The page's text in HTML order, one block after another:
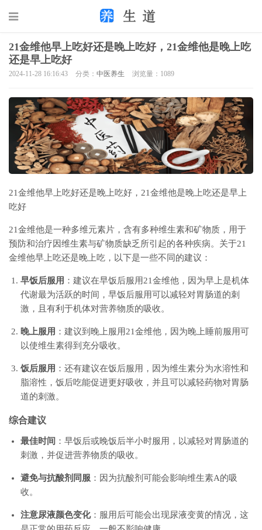
21金维他早上吃好还是晚上吃好，21金维他是晚上吃
还是早上吃好
2024-11-28 16:16:43 分类： 中医养生 浏览量：1089
21金维他早上吃好还是晚上吃好，21金维他是晚上吃还是早上
吃好
21金维他是一种多维元素片，含有多种维生素和矿物质，用于
预防和治疗因维生素与矿物质缺乏所引起的各种疾病。关于21
金维他早上吃还是晚上吃，以下是一些不同的建议：
早饭后服用 ：建议在早饭后服用21金维他，因为早上是机体
代谢最为活跃的时间，早饭后服用可以减轻对胃肠道的刺
激，且有利于机体对营养物质的吸收。
晚上服用 ：建议到晚上服用21金维他，因为晚上睡前服用可
以使维生素得到充分吸收。
饭后服用 ：还有建议在饭后服用，因为维生素分为水溶性和
脂溶性，饭后吃能促进更好吸收，并且可以减轻药物对胃肠
道的刺激。
综合建议
最佳时间 ：早饭后或晚饭后半小时服用，以减轻对胃肠道的
刺激，并促进营养物质的吸收。
避免与抗酸剂同服 ：因为抗酸剂可能会影响维生素A的吸
收。
注意尿液颜色变化：服用后可能会出现尿液变黄的情况，这